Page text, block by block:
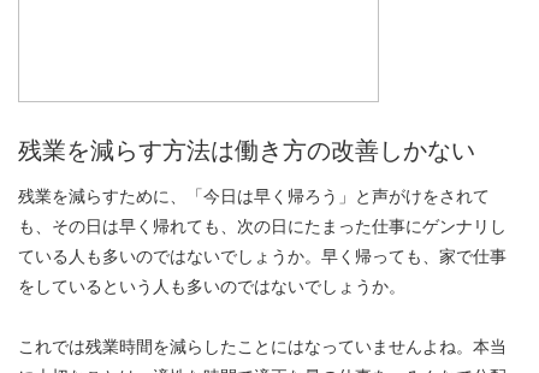
残業を減らす方法は働き方の改善しかない
残業を減らすために、「今日は早く帰ろう」と声がけをされて
も、その日は早く帰れても、次の日にたまった仕事にゲンナリし
ている人も多いのではないでしょうか。早く帰っても、家で仕事
をしているという人も多いのではないでしょうか。
これでは残業時間を減らしたことにはなっていませんよね。本当